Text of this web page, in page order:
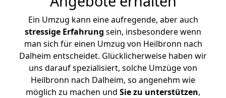
Ein Umzug kann eine aufregende, aber auch
stressige Erfahrung sein, insbesondere wenn
man sich für einen Umzug von Heilbronn nach
Dalheim entscheidet. Glücklicherweise haben wir
uns darauf spezialisiert, solche Umzüge von
Heilbronn nach Dalheim, so angenehm wie
möglich zu machen und Sie zu unterstützen,